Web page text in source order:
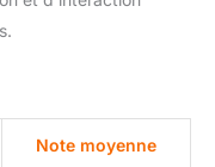
qui aiment le
de l'utilisateur
Note moyenne